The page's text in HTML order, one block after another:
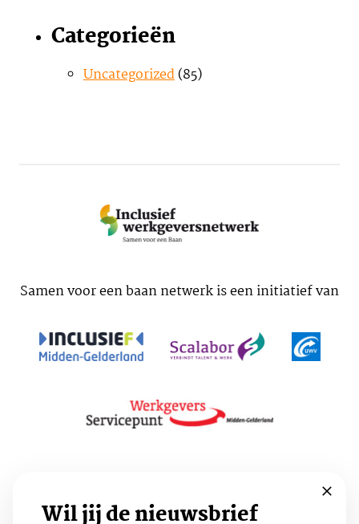
Categorieën
Uncategorized(85)
Samen voor een baan netwerk is een initiatief van
Wil jij de nieuwsbrief